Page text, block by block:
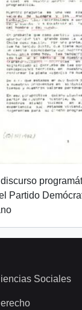
Partido
Sociales